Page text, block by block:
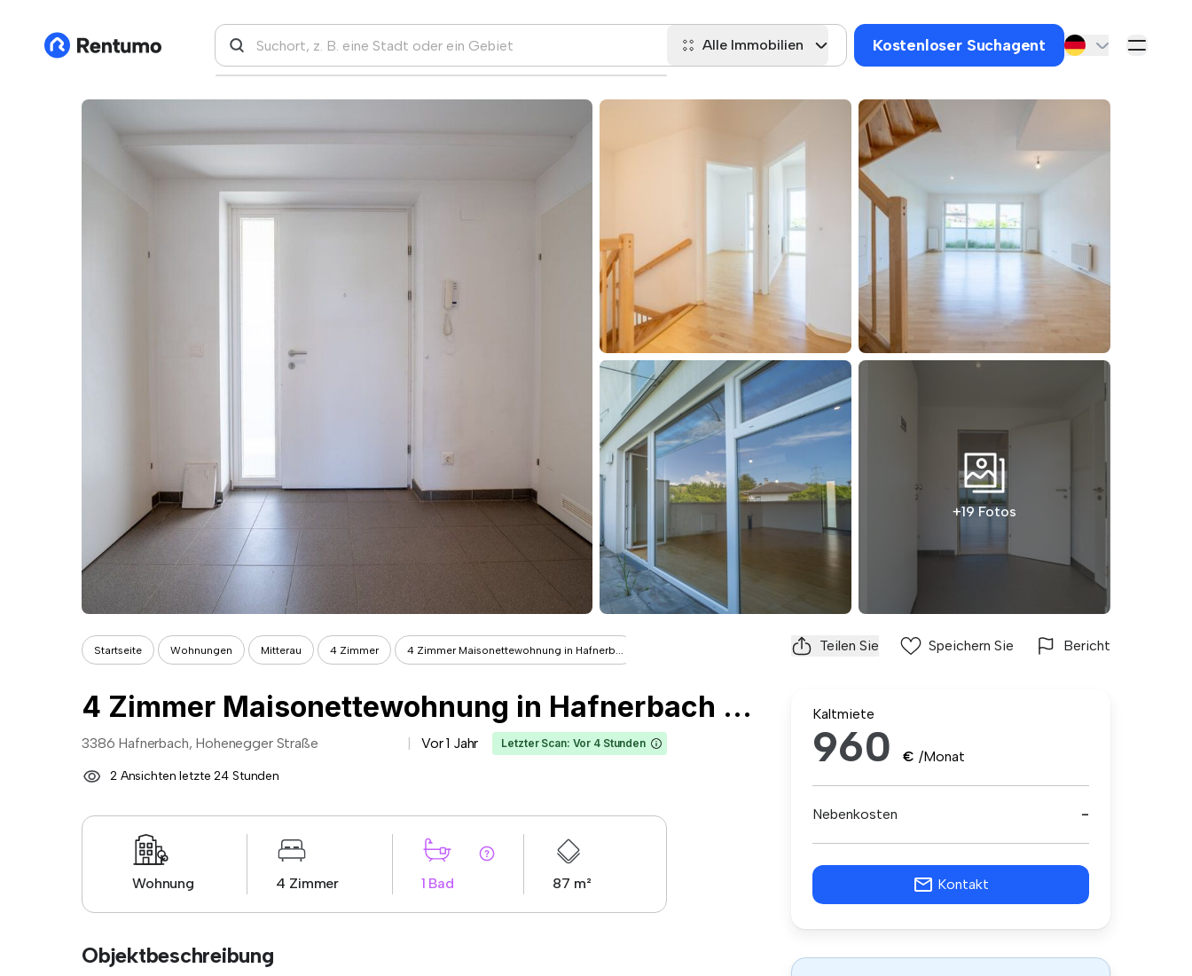
Alle Immobilien Kostenloser Suchagent
+19 Fotos
Startseite Wohnungen Mitterau 4 Zimmer 4 Zimmer Maisonettewohnung in Hafnerb... Teilen Sie Speichern Sie Bericht
4 Zimmer Maisonettewohnung in Hafnerbach bei St. Pölten – ein Traum für Familien
3386 Hafnerbach, Hohenegger Straße Vor 1 Jahr Letzter Scan: Vor 4 Stunden
2 Ansichten letzte 24 Stunden
Wohnung 4 Zimmer 1 Bad 87 m²
Objektbeschreibung
Kaltmiete
960 € /Monat
Nebenkosten -
Kontakt